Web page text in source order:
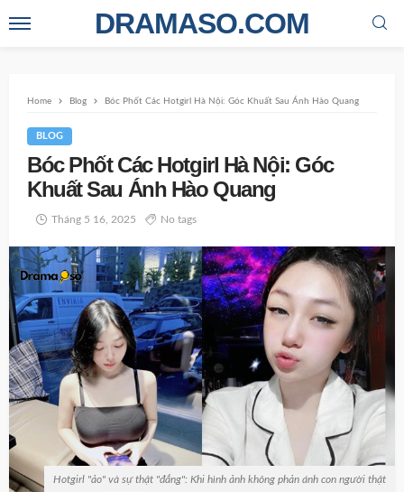
DRAMASO.COM
Home Blog Bóc Phốt Các Hotgirl Hà Nội: Góc Khuất Sau Ánh Hào Quang
BLOG
Bóc Phốt Các Hotgirl Hà Nội: Góc
Khuất Sau Ánh Hào Quang
Tháng 5 16, 2025 No tags
Hotgirl "ảo" và sự thật "đắng": Khi hình ảnh không phản ánh con người thật